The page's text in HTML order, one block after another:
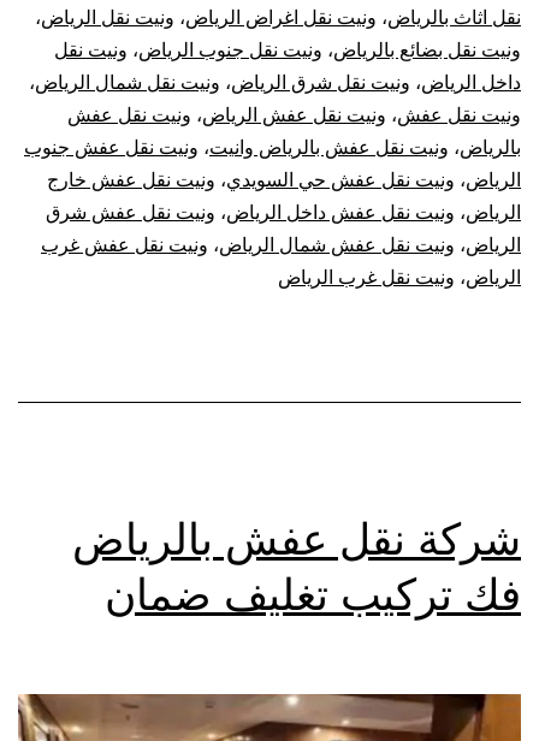
نقل اثاث بالرياض، ونيت نقل اغراض الرياض، ونيت نقل الرياض،
ونيت نقل بضائع بالرياض، ونيت نقل جنوب الرياض، ونيت نقل
داخل الرياض، ونيت نقل شرق الرياض، ونيت نقل شمال الرياض،
ونيت نقل عفش، ونيت نقل عفش الرياض، ونيت نقل عفش
بالرياض، ونيت نقل عفش بالرياض وانيت، ونيت نقل عفش جنوب
الرياض، ونيت نقل عفش حي السويدي، ونيت نقل عفش خارج
الرياض، ونيت نقل عفش داخل الرياض، ونيت نقل عفش شرق
الرياض، ونيت نقل عفش شمال الرياض، ونيت نقل عفش غرب
الرياض، ونيت نقل غرب الرياض
شركة نقل عفش بالرياض
فك تركيب تغليف ضمان